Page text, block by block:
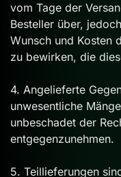
vom Tage der
Besteller über,
Wunsch und Kosten
zu bewirken, die
4. Angelieferte
unwesentliche
unbeschadet der
entgegenzunehmen.
5. Teillieferungen